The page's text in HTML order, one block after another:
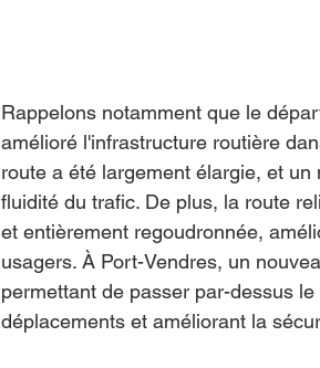
Rappelons notamment que le
amélioré l'infrastructure routière
route a été largement élargie, et
fluidité du trafic. De plus, la route
et entièrement regoudronnée,
usagers. À Port-Vendres, un
permettant de passer par-dessus
déplacements et améliorant la